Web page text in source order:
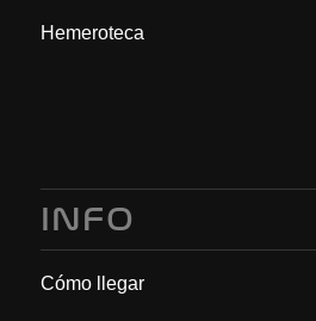
Hemeroteca
INFO
Cómo llegar